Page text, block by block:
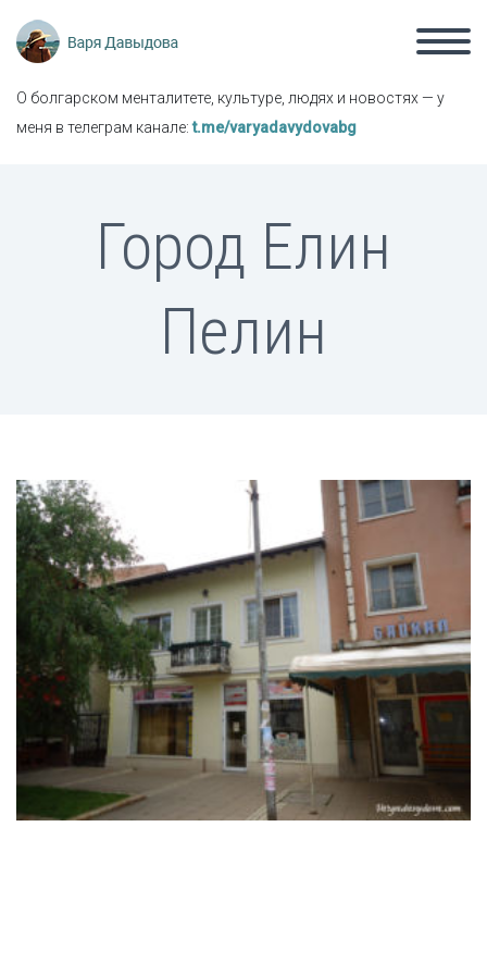
О болгарском менталитете, культуре, людях и новостях — у
меня в телеграм канале:t.me/varyadavydovabg
Город Елин
Пелин